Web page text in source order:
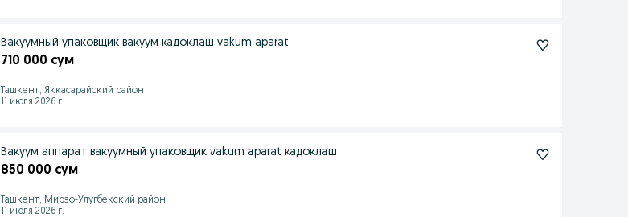
Вакуумный упаковщик вакуум кадоклаш vakum aparat
710 000 сум
Ташкент, Яккасарайский район
11 июля 2026 г.
Вакуум аппарат вакуумный упаковщик vakum aparat кадоклаш
850 000 сум
Ташкент, Мирзо-Улугбекский район
11 июля 2026 г.